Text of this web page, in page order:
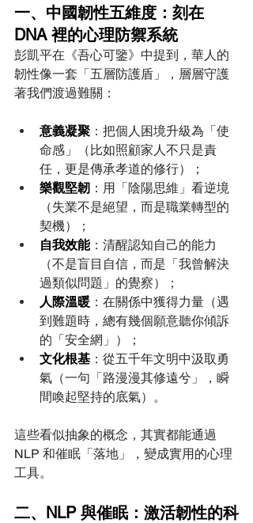
一、中國韌性五維度：刻在
DNA 裡的心理防禦系統
彭凱平在《吾心可鑒》中提到，華人的
韌性像一套「五層防護盾」，層層守護
著我們渡過難關：
意義凝聚 ：把個人困境升級為「使
命感」（比如照顧家人不只是責
任，更是傳承孝道的修行）；
樂觀堅韌 ：用「陰陽思維」看逆境
（失業不是絕望，而是職業轉型的
契機）；
自我效能 ：清醒認知自己的能力
（不是盲目自信，而是「我曾解決
過類似問題」的覺察）；
人際溫暖 ：在關係中獲得力量（遇
到難題時，總有幾個願意聽你傾訴
的「安全網」）；
文化根基 ：從五千年文明中汲取勇
氣（一句「路漫漫其修遠兮」，瞬
間喚起堅持的底氣）。
這些看似抽象的概念，其實都能通過
NLP 和催眠「落地」，變成實用的心理
工具。
二、NLP 與催眠：激活韌性的科